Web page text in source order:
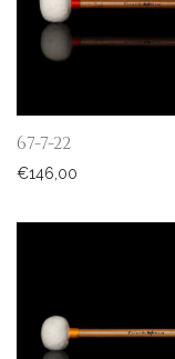
67-7-22
€146,00